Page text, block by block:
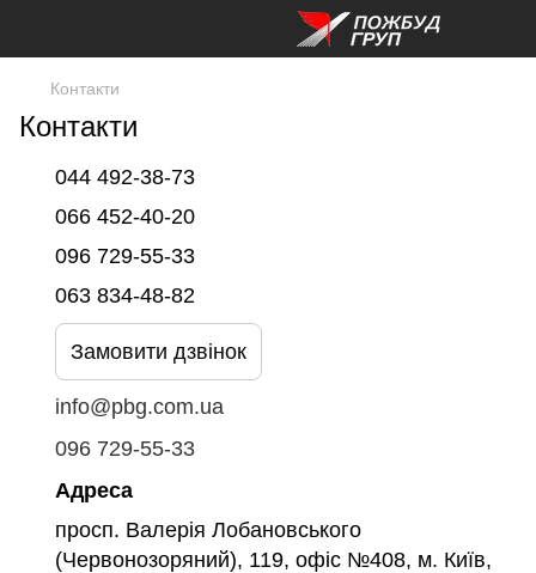
Контакти
Контакти
044 492-38-73
066 452-40-20
096 729-55-33
063 834-48-82
Замовити дзвінок
info@pbg.com.ua
096 729-55-33
Адреса
просп. Валерія Лобановського
(Червонозоряний), 119, офіс №408, м. Київ,